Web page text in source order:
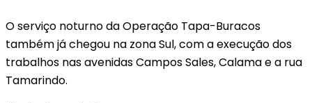
O serviço noturno da Operação Tapa-Buracos
também já chegou na zona Sul, com a execução dos
trabalhos nas avenidas Campos Sales, Calama e a rua
Tamarindo.